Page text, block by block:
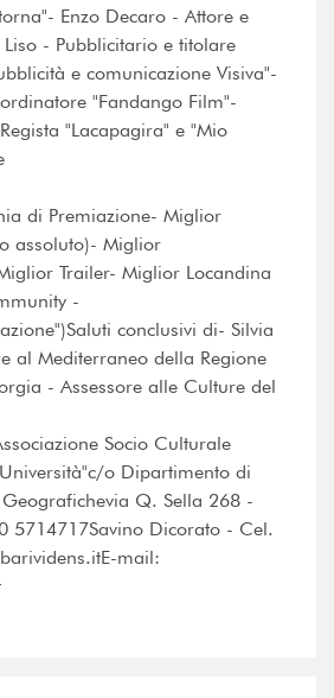
Enzo Decaro - Attore e
- Pubblicitario e titolare
e comunicazione Visiva"-
"Fandango Film"-
"Lacapagira" e "Mio
di Premiazione- Miglior
assoluto)- Miglior
Trailer- Miglior Locandina
-
conclusivi di- Silvia
al Mediterraneo della Regione
- Assessore alle Culture del
Socio Culturale
o Dipartimento di
Geografichevia Q. Sella 268 -
5714717Savino Dicorato - Cel.
mail: